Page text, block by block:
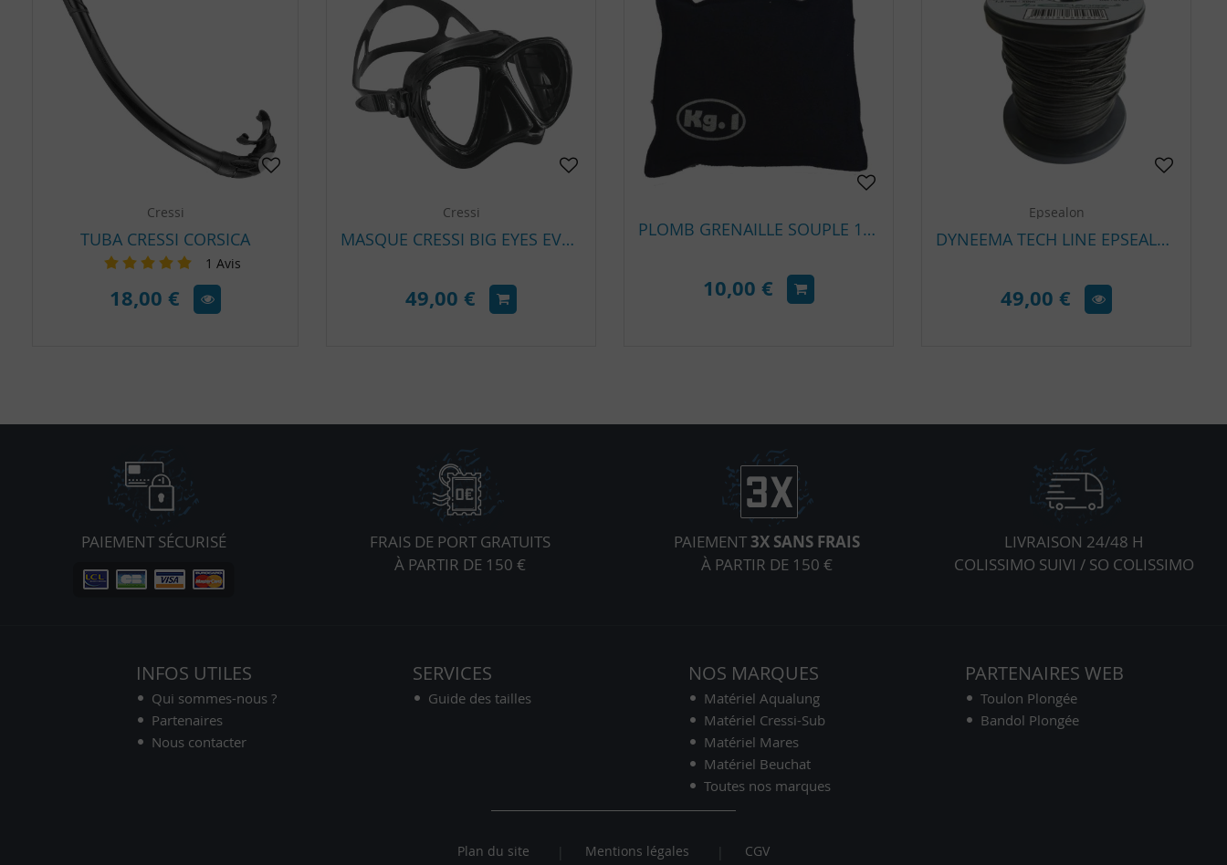
Cressi
TUBA CRESSI CORSICA
1 Avis
18,00 €
Cressi
MASQUE CRESSI BIG EYES EVOLUTION SILICONE NOIR
49,00 €
PLOMB GRENAILLE SOUPLE 1 KG
10,00 €
Epsealon
DYNEEMA TECH LINE EPSEALON
49,00 €
PAIEMENT SÉCURISÉ
FRAIS DE PORT GRATUITS
À PARTIR DE 150 €
PAIEMENT3X SANS FRAIS
À PARTIR DE 150 €
LIVRAISON 24/48 H
COLISSIMO SUIVI / SO COLISSIMO
INFOS UTILES
Qui sommes-nous ?
Partenaires
Nous contacter
SERVICES
Guide des tailles
NOS MARQUES
Matériel Aqualung
Matériel Cressi-Sub
Matériel Mares
Matériel Beuchat
Toutes nos marques
PARTENAIRES WEB
Toulon Plongée
Bandol Plongée
Plan du site Mentions légales CGV